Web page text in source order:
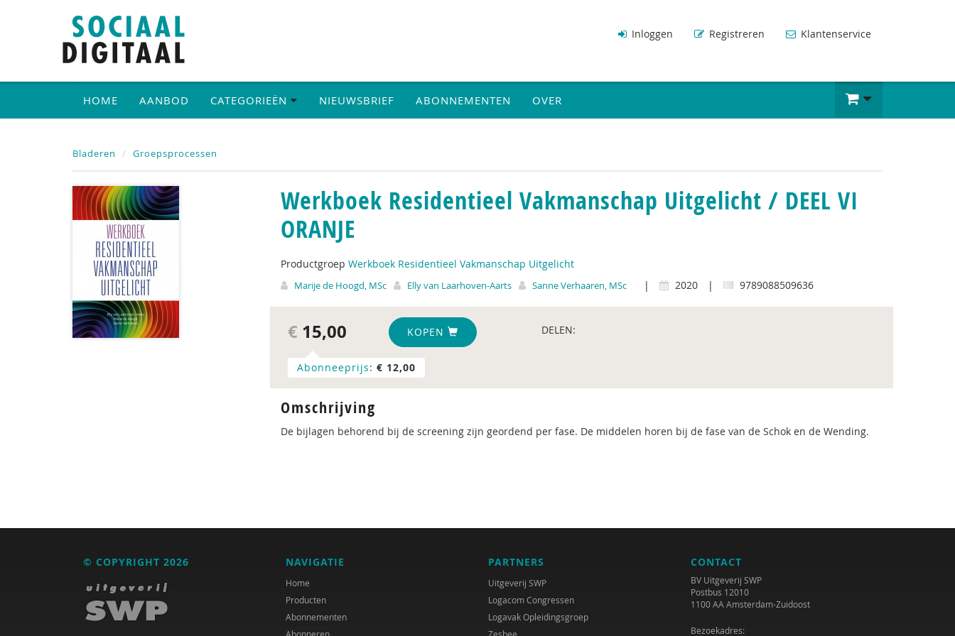
Inloggen Registreren Klantenservice
HOME AANBOD CATEGORIEËN NIEUWSBRIEF ABONNEMENTEN OVER
Bladeren Groepsprocessen
Werkboek Residentieel Vakmanschap Uitgelicht / DEEL VI
ORANJE
Productgroep Werkboek Residentieel Vakmanschap Uitgelicht
Marije de Hoogd, MSc Elly van Laarhoven-Aarts Sanne Verhaaren, MSc | 2020 | 9789088509636
€ 15,00 KOPEN DELEN:
Abonneeprijs: € 12,00
Omschrijving
De bijlagen behorend bij de screening zijn geordend per fase. De middelen horen bij de fase van de Schok en de Wending.
© COPYRIGHT 2026 NAVIGATIE
Home
Producten
Abonnementen
PARTNERS
Uitgeverij SWP
Logacom Congressen
Logavak Opleidingsgroep
CONTACT
BV Uitgeverij SWP
Postbus 12010
1100 AA Amsterdam-Zuidoost
Bezoekadres: